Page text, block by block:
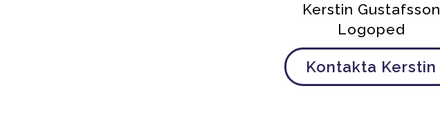
Kerstin Gustafsson
Logoped
Kontakta Kerstin